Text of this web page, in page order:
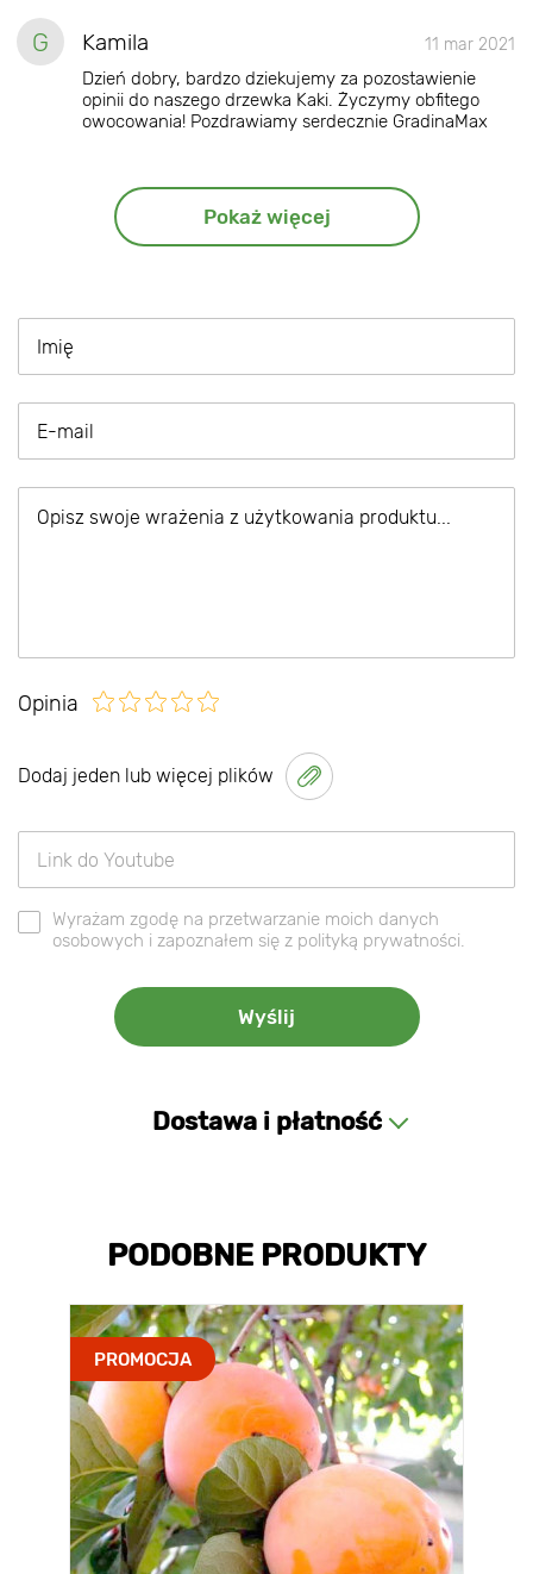
G Kamila 11 mar 2021
Dzień dobry, bardzo dziekujemy za pozostawienie
opinii do naszego drzewka Kaki. Życzymy obfitego
owocowania! Pozdrawiamy serdecznie GradinaMax
Pokaż więcej
Opinia
Dodaj jeden lub więcej plików
Wyrażam zgodę na przetwarzanie moich danych
osobowych i zapoznałem się z polityką prywatności.
Dostawa i płatność
PODOBNE PRODUKTY
PROMOCJA